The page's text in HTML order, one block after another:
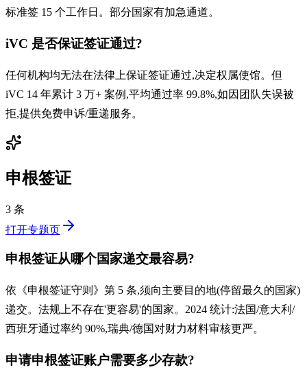
标准签 15 个工作日。部分国家有加急通道。
iVC 是否保证签证通过?
任何机构均无法在法律上保证签证通过,决定权属使馆。但
iVC 14 年累计 3 万+ 案例,平均通过率 99.8%,如因团队失误被
拒,提供免费申诉/重递服务。
申根签证
3 条
打开专题页
申根签证从哪个国家递交最容易?
依《申根签证守则》第 5 条,须向主要目的地(停留最久的国家)
递交。法规上不存在'更容易'的国家。2024 统计:法国/意大利/
西班牙通过率约 90%,瑞典/德国对财力材料审核更严。
申请申根签证账户需要多少存款?